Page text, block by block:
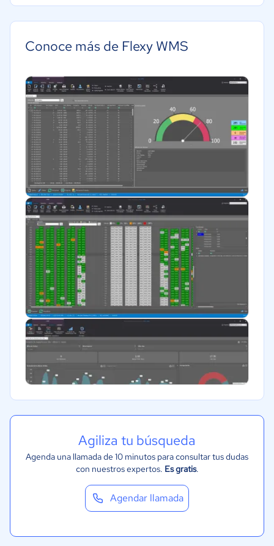
Transporte y logística
Comercio Electrónico
Moda y textiles
Conoce más de Flexy WMS
Agiliza tu búsqueda
Agenda una llamada de 10 minutos para consultar tus dudas
con nuestros expertos. Es gratis.
Agendar llamada